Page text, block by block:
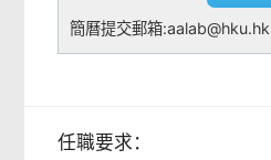
簡曆提交郵箱:aalab@hku.hk
任職要求：